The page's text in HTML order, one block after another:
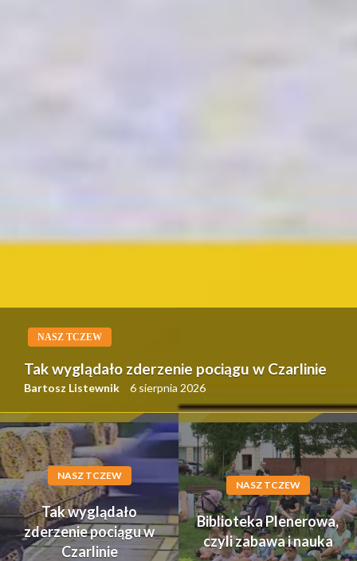
NASZ TCZEW
Tak wyglądało zderzenie pociągu w Czarlinie
Bartosz Listewnik 6 sierpnia 2026
NASZ TCZEW
Tak wyglądało
zderzenie pociągu w
Czarlinie
NASZ TCZEW
Biblioteka Plenerowa,
czyli zabawa i nauka